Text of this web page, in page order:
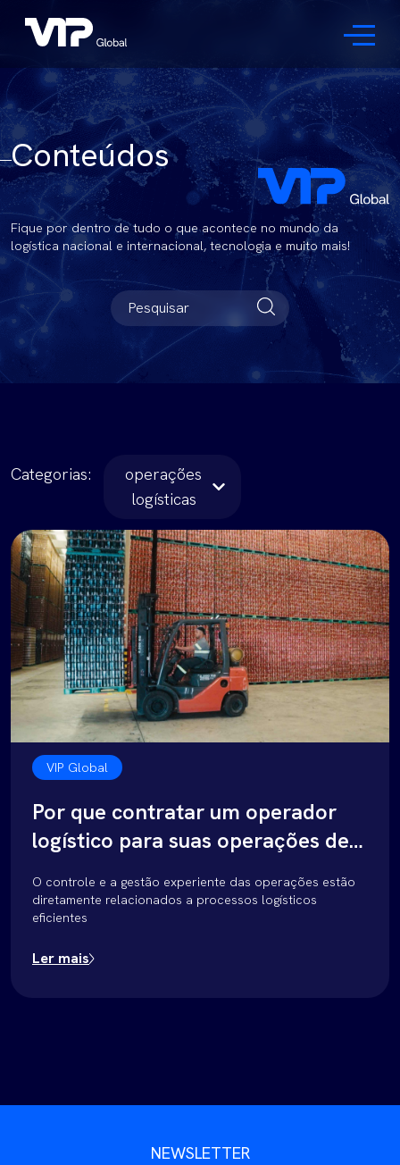
Conteúdos
Fique por dentro de tudo o que acontece no mundo da
logística nacional e internacional, tecnologia e muito mais!
Categorias:
operações
logísticas
VIP Global
Por que contratar um operador
logístico para suas operações de
O controle e a gestão experiente das operações estão
diretamente relacionados a processos logísticos
eficientes
Ler mais
NEWSLETTER